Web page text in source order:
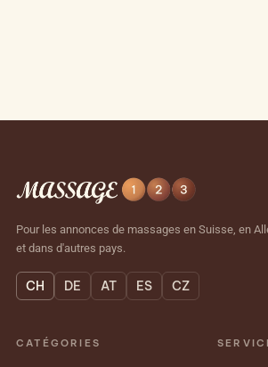
Pour les annonces de massages en Suisse, en
et dans d'autres pays.
CH DE AT ES CZ
CATÉGORIES